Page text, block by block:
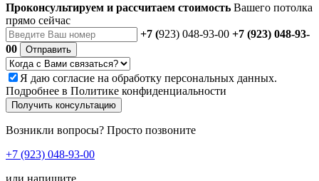
Проконсультируем и рассчитаем стоимость Вашего потолка
прямо сейчас
+7 (923) 048-93-00 +7 (923) 048-93-
00
Отправить
Я даю согласие на обработку персональных данных.
Подробнее в Политике конфиденциальности
Получить консультацию
Возникли вопросы? Просто позвоните
+7 (923) 048-93-00
или напишите